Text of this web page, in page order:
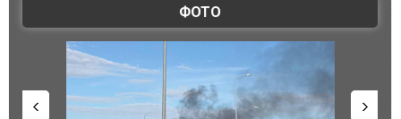
ФОТО